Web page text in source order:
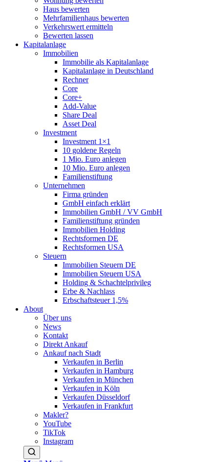
Haus bewerten
Mehrfamilienhaus bewerten
Verkehrswert ermitteln
Bewerten lassen
Kapitalanlage
Immobilien
Immobilie als Kapitalanlage
Kapitalanlage in Deutschland
Rechner
Core
Core+
Add-Value
Share Deal
Asset Deal
Investment
Investment 1×1
10 goldene Regeln
1 Mio. Euro anlegen
10 Mio. Euro anlegen
Familienstiftung
Unternehmen
Firma gründen
GmbH einfach erklärt
Immobilien GmbH / VV GmbH
Familienstiftung gründen
Immobilien Holding
Rechtsformen DE
Rechtsformen USA
Steuern
Immobilien Steuern DE
Immobilien Steuern USA
Holding & Schachtelprivileg
Erbe & Nachlass
Erbschaftsteuer 1,5%
About
Über uns
News
Kontakt
Direkt Ankauf
Ankauf nach Stadt
Verkaufen in Berlin
Verkaufen in Hamburg
Verkaufen in München
Verkaufen in Köln
Verkaufen Düsseldorf
Verkaufen in Frankfurt
Makler?
YouTube
TikTok
Instagram